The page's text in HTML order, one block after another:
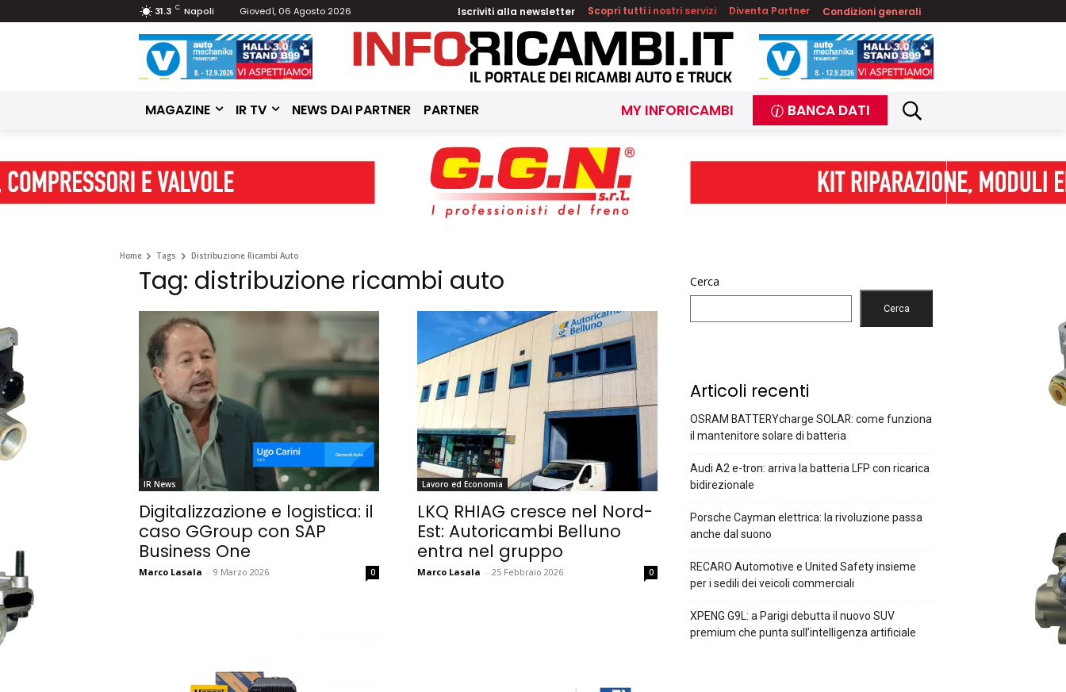
31.3 C Napoli Giovedì, 06 Agosto 2026 Iscriviti alla newsletter Scopri tutti i nostri servizi Diventa Partner Condizioni generali
MAGAZINE IR TV NEWS DAI PARTNER PARTNER MY INFORICAMBI BANCA DATI
Home Tags Distribuzione Ricambi Auto
Tag: distribuzione ricambi auto
IR News
Digitalizzazione e logistica: il
caso GGroup con SAP
Business One
Marco Lasala - 9 Marzo 2026 0
Lavoro ed Economia
LKQ RHIAG cresce nel Nord-
Est: Autoricambi Belluno
entra nel gruppo
Marco Lasala - 25 Febbraio 2026 0
Cerca
Cerca
Articoli recenti
OSRAM BATTERYcharge SOLAR: come funziona
il mantenitore solare di batteria
Audi A2 e-tron: arriva la batteria LFP con ricarica
bidirezionale
Porsche Cayman elettrica: la rivoluzione passa
anche dal suono
RECARO Automotive e United Safety insieme
per i sedili dei veicoli commerciali
XPENG G9L: a Parigi debutta il nuovo SUV
premium che punta sull’intelligenza artificiale